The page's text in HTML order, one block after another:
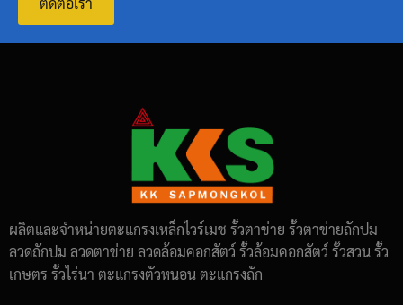
ผลิตและจำหน่ายตะแกรงเหล็กไวร์เมช รั้วตาข่าย รั้วตาข่ายถักปม
ลวดถักปม ลวดตาข่าย ลวดล้อมคอกสัตว์ รั้วล้อมคอกสัตว์ รั้วสวน รั้ว
เกษตร รั้วไร่นา ตะแกรงตัวหนอน ตะแกรงถัก